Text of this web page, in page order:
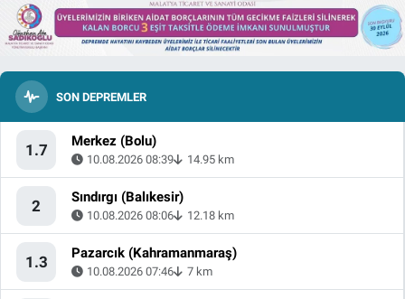
SON DEPREMLER
1.7 Merkez (Bolu)
10.08.2026 08:39 14.95 km
2 Sındırgı (Balıkesir)
10.08.2026 08:06 12.18 km
1.3 Pazarcık (Kahramanmaraş)
10.08.2026 07:46 7 km